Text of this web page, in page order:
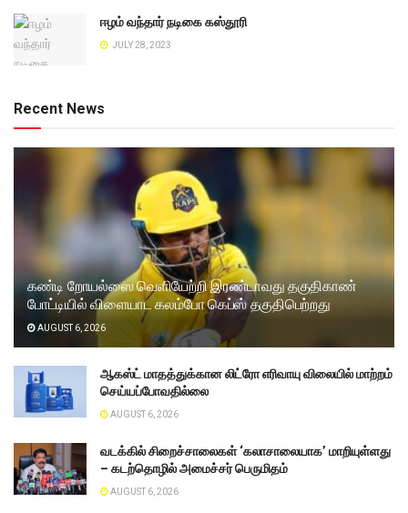
ஈழம் வந்தார் நடிகை கஸ்தூரி
JULY 28, 2023
Recent News
கண்டி றோயல்ஸை வெளியேற்றி இரண்டாவது தகுதிகாண்
போட்டியில் விளையாட கலம்போ கெப்ஸ் தகுதிபெற்றது
AUGUST 6, 2026
ஆகஸ்ட் மாதத்துக்கான லிட்ரோ எரிவாயு விலையில் மாற்றம்
செய்யப்போவதில்லை
AUGUST 6, 2026
வடக்கில் சிறைச்சாலைகள் ‘கலாசாலையாக’ மாறியுள்ளது
– கடற்தொழில் அமைச்சர் பெருமிதம்
AUGUST 6, 2026